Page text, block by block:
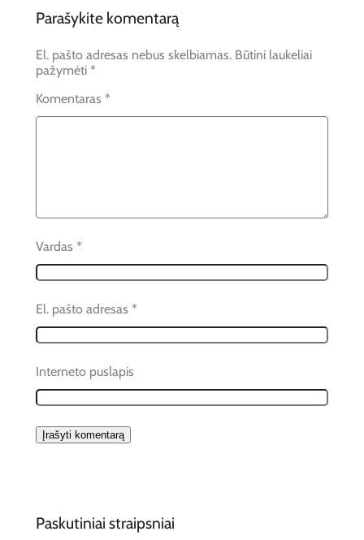
Parašykite komentarą
El. pašto adresas nebus skelbiamas. Būtini laukeliai
pažymėti *
Komentaras *
Vardas *
El. pašto adresas *
Interneto puslapis
Paskutiniai straipsniai